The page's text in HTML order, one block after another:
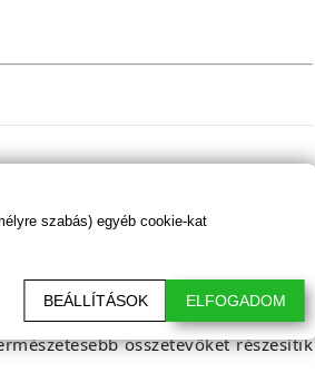
alapján kiegyensúlyozott
összetevőket részesítik
szabás) egyéb cookie-kat
BEÁLLÍTÁSOK ELFOGADOM